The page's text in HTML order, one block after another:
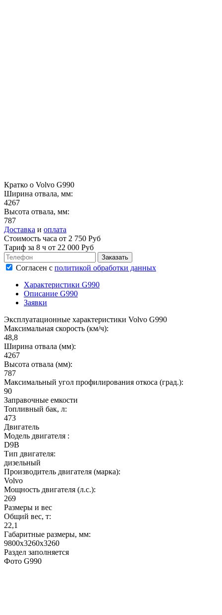
Кратко о Volvo G990
Ширина отвала, мм:
4267
Высота отвала, мм:
787
Доставка и оплата
Стоимость часа от 2 750 Руб
Тариф за 8 ч от 22 000 Руб
Согласен с политикой обработки данных
Характеристики G990
Описание G990
Заявки
Эксплуатационные характеристики Volvo G990
Максимальная скорость (км/ч):
48,8
Ширина отвала (мм):
4267
Высота отвала (мм):
787
Максимальный угол профилирования откоса (град.):
90
Заправочные емкости
Топливный бак, л:
473
Двигатель
Модель двигателя :
D9B
Тип двигателя:
дизельный
Производитель двигателя (марка):
Volvo
Мощность двигателя (л.с.):
269
Размеры и вес
Общий вес, т:
22,1
Габаритные размеры, мм:
9800х3260х3260
Раздел заполняется
Фото G990